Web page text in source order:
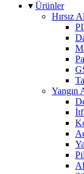
▾ Ürünler
Hırsız
Yangın